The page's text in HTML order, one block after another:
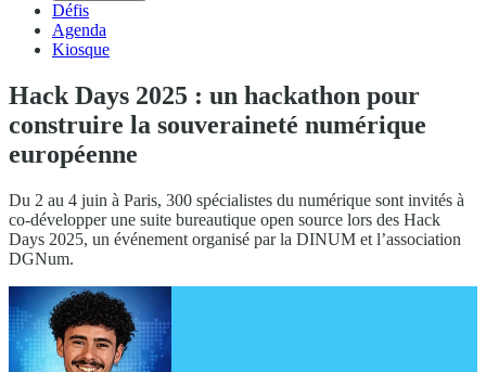
Défis
Agenda
Kiosque
Hack Days 2025 : un hackathon pour
construire la souveraineté numérique
européenne
Du 2 au 4 juin à Paris, 300 spécialistes du numérique sont invités à
co-développer une suite bureautique open source lors des Hack
Days 2025, un événement organisé par la DINUM et l’association
DGNum.